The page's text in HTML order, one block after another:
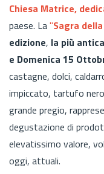
Chiesa Matrice,
paese. La"Sagra
edizione, la più
e Domenica 15
castagne, dolci,
impiccato, tartufo
grande pregio,
degustazione di
elevatissimo valore,
oggi, attuali.